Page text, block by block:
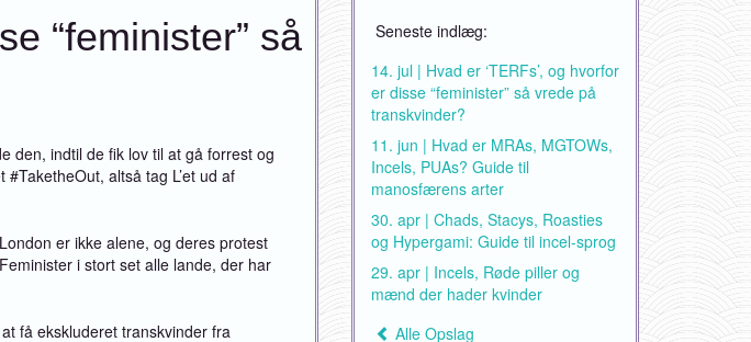
“feminister” så
den, indtil de fik lov til at gå forrest og
altså tag L’et ud af
er ikke alene, og deres protest
i stort set alle lande, der har
få ekskluderet transkvinder fra
Seneste indlæg:
14. jul | Hvad er ‘TERFs’, og hvorfor
er disse “feminister” så vrede på
transkvinder?
11. jun | Hvad er MRAs, MGTOWs,
Incels, PUAs? Guide til
manosfærens arter
30. apr | Chads, Stacys, Roasties
og Hypergami: Guide til incel-sprog
29. apr | Incels, Røde piller og
mænd der hader kvinder
Alle Opslag